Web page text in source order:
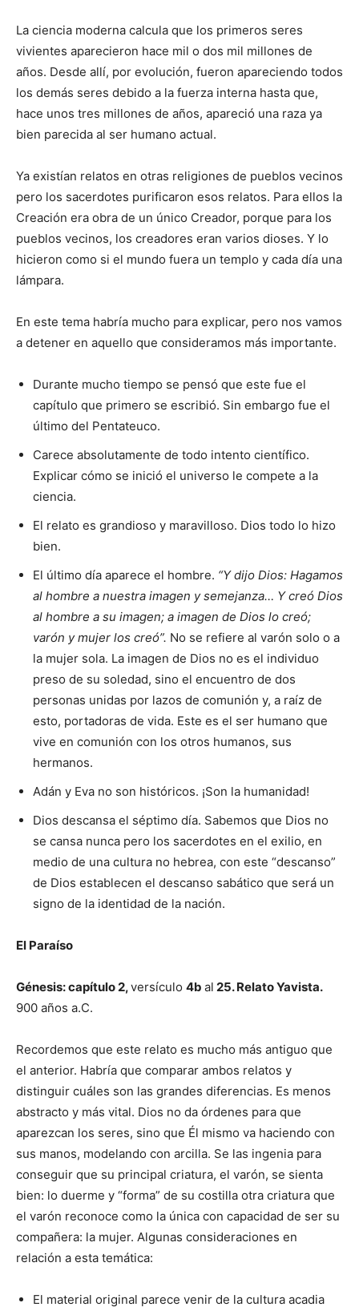
La ciencia moderna calcula que los primeros seres
vivientes aparecieron hace mil o dos mil millones de
años. Desde allí, por evolución, fueron apareciendo todos
los demás seres debido a la fuerza interna hasta que,
hace unos tres millones de años, apareció una raza ya
bien parecida al ser humano actual.
Ya existían relatos en otras religiones de pueblos vecinos
pero los sacerdotes purificaron esos relatos. Para ellos la
Creación era obra de un único Creador, porque para los
pueblos vecinos, los creadores eran varios dioses. Y lo
hicieron como si el mundo fuera un templo y cada día una
lámpara.
En este tema habría mucho para explicar, pero nos vamos
a detener en aquello que consideramos más importante.
Durante mucho tiempo se pensó que este fue el
capítulo que primero se escribió. Sin embargo fue el
último del Pentateuco.
Carece absolutamente de todo intento científico.
Explicar cómo se inició el universo le compete a la
ciencia.
El relato es grandioso y maravilloso. Dios todo lo hizo
bien.
El último día aparece el hombre. “Y dijo Dios: Hagamos
al hombre a nuestra imagen y semejanza… Y creó Dios
al hombre a su imagen; a imagen de Dios lo creó;
varón y mujer los creó”. No se refiere al varón solo o a
la mujer sola. La imagen de Dios no es el individuo
preso de su soledad, sino el encuentro de dos
personas unidas por lazos de comunión y, a raíz de
esto, portadoras de vida. Este es el ser humano que
vive en comunión con los otros humanos, sus
hermanos.
Adán y Eva no son históricos. ¡Son la humanidad!
Dios descansa el séptimo día. Sabemos que Dios no
se cansa nunca pero los sacerdotes en el exilio, en
medio de una cultura no hebrea, con este “descanso”
de Dios establecen el descanso sabático que será un
signo de la identidad de la nación.
El Paraíso
Génesis: capítulo 2,versículo 4b al 25. Relato Yavista.
900 años a.C.
Recordemos que este relato es mucho más antiguo que
el anterior. Habría que comparar ambos relatos y
distinguir cuáles son las grandes diferencias. Es menos
abstracto y más vital. Dios no da órdenes para que
aparezcan los seres, sino que Él mismo va haciendo con
sus manos, modelando con arcilla. Se las ingenia para
conseguir que su principal criatura, el varón, se sienta
bien: lo duerme y “forma” de su costilla otra criatura que
el varón reconoce como la única con capacidad de ser su
compañera: la mujer. Algunas consideraciones en
relación a esta temática:
El material original parece venir de la cultura acadia